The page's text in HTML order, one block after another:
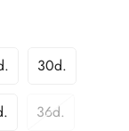
30d.Variantas
Arba
36d.Variantas